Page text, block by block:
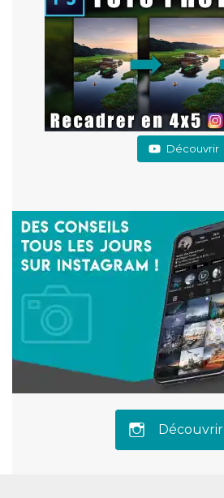
Découvrir
Découvrir